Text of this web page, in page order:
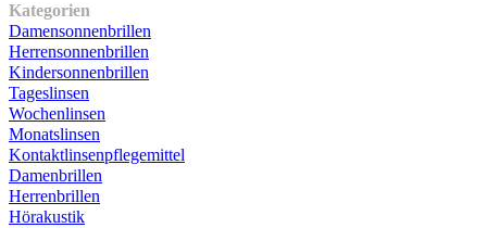
Kategorien
Damensonnenbrillen
Herrensonnenbrillen
Kindersonnenbrillen
Tageslinsen
Wochenlinsen
Monatslinsen
Kontaktlinsenpflegemittel
Damenbrillen
Herrenbrillen
Hörakustik